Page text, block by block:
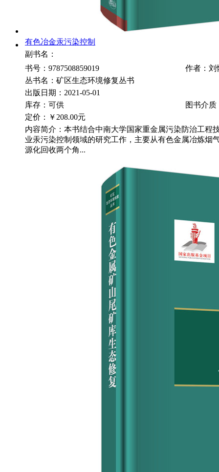
有色冶金汞污染控制
副书名：
书号：9787508859019
作者：刘
丛书名：矿区生态环境修复丛书
出版日期：2021-05-01
库存：可供
图书介质
定价：
￥208.00元
内容简介：本书结合中南大学国家重金属污染防治工程
业汞污染控制领域的研究工作，主要从有色金属冶炼烟
源化回收两个角...